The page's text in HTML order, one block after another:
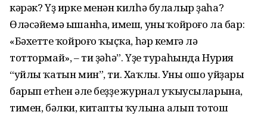
кәрәк? Үҙ ирке менән килһә булалыр ҙаһа?
Өләсәйемә ышанһаң, имеш, уның ҡойроғо ла бар:
«Бәхеттең ҡойроғо ҡыҫҡа, һәр кемгә лә
тоттормай», – ти ҙәһә”. Үҙе тураһында Нурия
“уйлы ҡатын мин”, ти. Хаҡлы. Уның ошо уйҙары
барып етһен әле беҙҙең журнал уҡыусыларына,
тимен, бәлки, китапты ҡулына алып тотош